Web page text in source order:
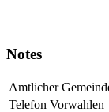
Notes
Amtlicher
Telefon Vorwahlen